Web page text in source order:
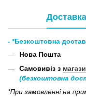
Доставка
- *Безкоштовна
Нова Пошта
Самовивіз з
(безкоштовна
*При замовленні на